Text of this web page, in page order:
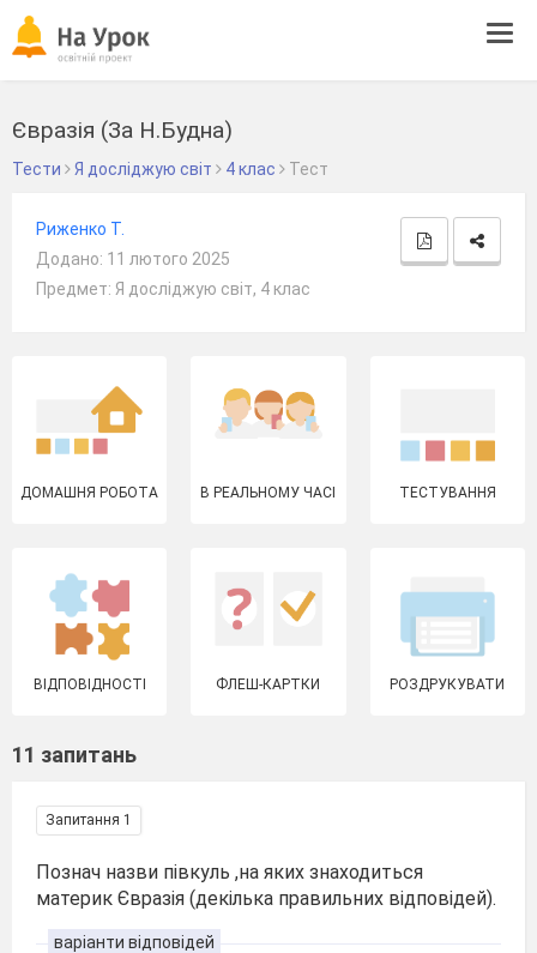
Євразія (За Н.Будна)
Тести Я досліджую світ 4 клас Тест
Риженко Т.
Додано: 11 лютого 2025
Предмет: Я досліджую світ, 4 клас
ДОМАШНЯ РОБОТА В РЕАЛЬНОМУ ЧАСІ ТЕСТУВАННЯ
ВІДПОВІДНОСТІ ФЛЕШ-КАРТКИ РОЗДРУКУВАТИ
11 запитань
Запитання 1
Познач назви півкуль ,на яких знаходиться
материк Євразія (декілька правильних відповідей).
варіанти відповідей